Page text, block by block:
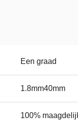
Een graad
1.8mm40mm
100%